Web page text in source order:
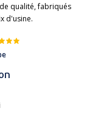
qualité, fabriqués
d'usine.